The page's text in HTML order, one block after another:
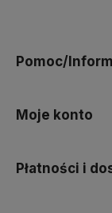
Pomoc/
Moje konto
Płatności i